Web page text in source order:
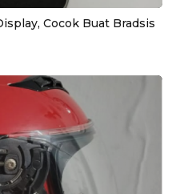
Cocok Buat Bradsis